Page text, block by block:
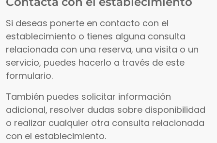
Si deseas ponerte en contacto con el
establecimiento o tienes alguna consulta
relacionada con una reserva, una visita o un
servicio, puedes hacerlo a través de este
formulario.
También puedes solicitar información
adicional, resolver dudas sobre disponibilidad
o realizar cualquier otra consulta relacionada
con el establecimiento.